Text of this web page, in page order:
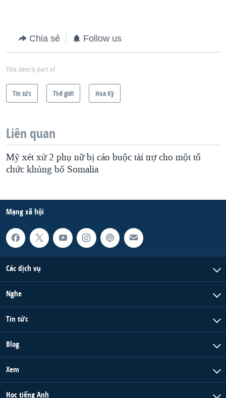
Chia sẻ Follow us
This item is part of
Tin tức Thế giới Hoa Kỳ
Liên quan
Mỹ xét xử 2 phụ nữ bị cáo buộc tài trợ cho một tổ
chức khủng bố Somalia
Mạng xã hội
Các dịch vụ
Nghe
Tin tức
Blog
Xem
Học tiếng Anh